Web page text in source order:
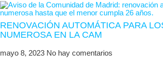
RENOVACIÓN AUTOMÁTICA PARA
NUMEROSA EN LA CAM
mayo 8, 2023 No hay comentarios